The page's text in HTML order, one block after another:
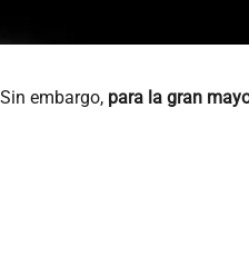
embargo, para la gran